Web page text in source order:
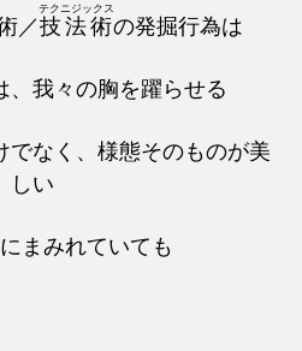
／技法術
テクニジックス
の発掘行為は
、我々の胸を躍らせる
でなく、様態そのものが美
しい
まみれていても